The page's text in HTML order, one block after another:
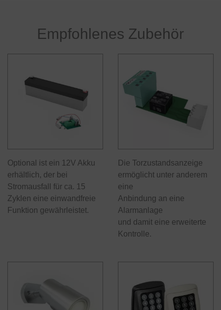
Empfohlenes Zubehör
Optional ist ein 12V Akku
erhältlich, der bei
Stromausfall für ca. 15
Zyklen eine einwandfreie
Funktion gewährleistet.
Die Torzustandsanzeige
ermöglicht unter anderem
eine
Anbindung an eine
Alarmanlage
und damit eine erweiterte
Kontrolle.